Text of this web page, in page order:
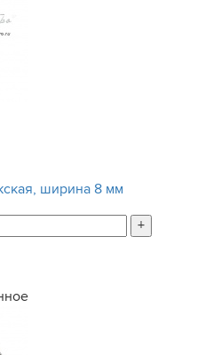
ширина 8 мм
+